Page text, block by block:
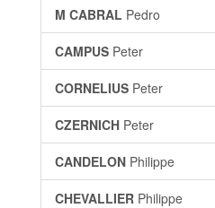
M CABRAL Pedro
CAMPUS Peter
CORNELIUS Peter
CZERNICH Peter
CANDELON Philippe
CHEVALLIER Philippe